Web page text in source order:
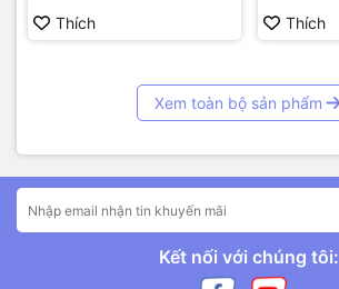
Thích Thích
Xem toàn bộ sản phẩm
Kết nối với chúng tôi: